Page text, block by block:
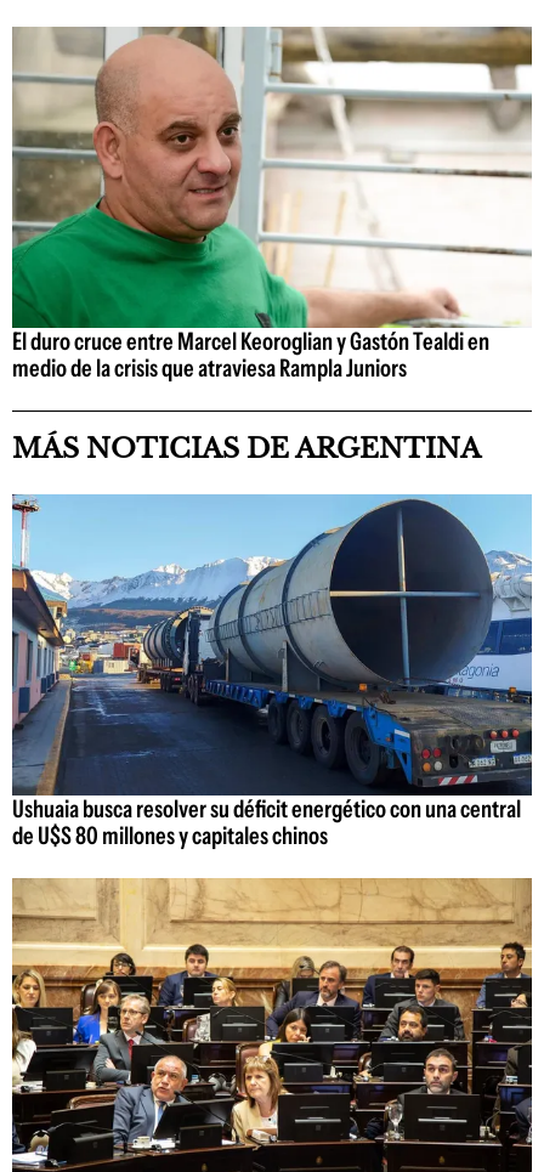
El duro cruce entre Marcel Keoroglian y Gastón Tealdi en
medio de la crisis que atraviesa Rampla Juniors
MÁS NOTICIAS DE ARGENTINA
Ushuaia busca resolver su déficit energético con una central
de U$S 80 millones y capitales chinos